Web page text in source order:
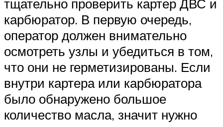
тщательно проверить картер ДВС и
карбюратор. В первую очередь,
оператор должен внимательно
осмотреть узлы и убедиться в том,
что они не герметизированы. Если
внутри картера или карбюратора
было обнаружено большое
количество масла, значит нужно